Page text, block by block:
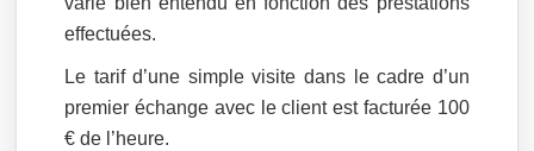
effectuées.
Le tarif d’une simple visite dans le cadre d’un
premier échange avec le client est facturée 100
€ de l’heure.